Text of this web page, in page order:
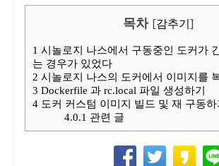
목차 [감추기]
1 시놀로지 나스에서 구동중인 도커가
는 경우가 있었다
2 시놀로지 나스의 도커에서 이미지를
3 Dockerfile 과 rc.local 파일 생성하기
4도커 커스텀 이미지 빌드 및 재 구동하
4.0.1 관련 글